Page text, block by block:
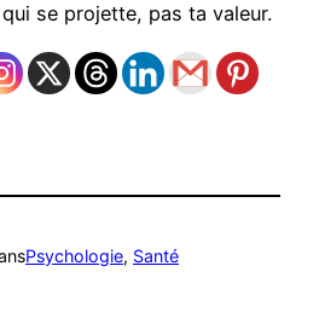
se projette, pas ta valeur.
Psychologie, Santé